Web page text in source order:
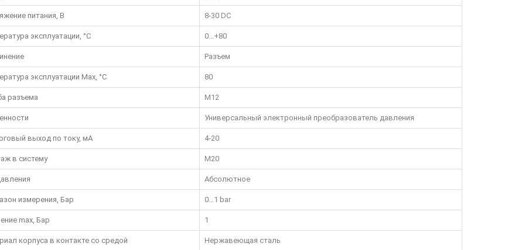
питания, В 8-30 DC
эксплуатации, °C 0…+80
Разъем
эксплуатации Max, °C 80
разъема M12
Универсальный электронный преобразователь давления
выход по току, мА 4-20
в систему M20
Абсолютное
измерения, Бар 0...1 bar
max, Бар 1
корпуса в контакте со средой Нержавеющая сталь